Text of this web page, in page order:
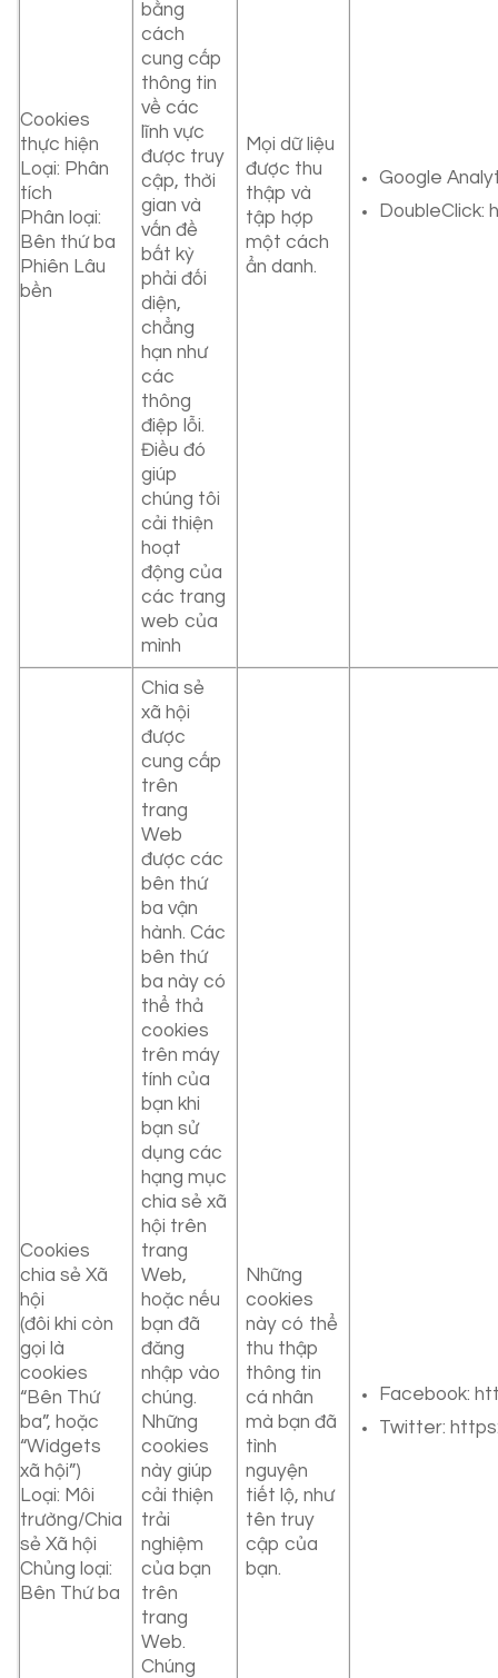
Cookies
thực hiện
Loại: Phân
tích
Phân loại:
Bên thứ ba
Phiên Lâu
bền
bằng
cách
cung cấp
thông tin
về các
lĩnh vực
được truy
cập, thời
gian và
vấn đề
bất kỳ
phải đối
diện,
chẳng
hạn như
các
thông
điệp lỗi.
Điều đó
giúp
chúng tôi
cải thiện
hoạt
động của
các trang
web của
mình
Mọi dữ liệu
được thu
thập và
tập hợp
một cách
ẩn danh.
Google
DoubleClick:
Cookies
chia sẻ Xã
hội
(đôi khi còn
gọi là
cookies
“Bên Thứ
ba”, hoặc
“Widgets
xã hội”)
Loại: Môi
trường/Chia
sẻ Xã hội
Chủng loại:
Bên Thứ ba
Chia sẻ
xã hội
được
cung cấp
trên
trang
Web
được các
bên thứ
ba vận
hành. Các
bên thứ
ba này có
thể thả
cookies
trên máy
tính của
bạn khi
bạn sử
dụng các
hạng mục
chia sẻ xã
hội trên
trang
Web,
hoặc nếu
bạn đã
đăng
nhập vào
chúng.
Những
cookies
này giúp
cải thiện
trải
nghiệm
của bạn
trên
trang
Web.
Chúng
Những
cookies
này có thể
thu thập
thông tin
cá nhân
mà bạn đã
tình
nguyện
tiết lộ, như
tên truy
cập của
bạn.
Facebook:
Twitter: